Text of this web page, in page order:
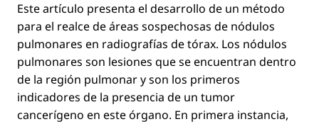
Este artículo presenta el desarrollo de un método
para el realce de áreas sospechosas de nódulos
pulmonares en radiografías de tórax. Los nódulos
pulmonares son lesiones que se encuentran dentro
de la región pulmonar y son los primeros
indicadores de la presencia de un tumor
cancerígeno en este órgano. En primera instancia,